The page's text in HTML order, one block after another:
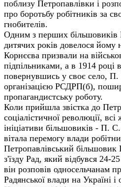
поблизу Петропавлівки і
про боротьбу робітників за
гнобителів.
Одним з перших більшовиків
дитячих років довелося йому
Корнєєва призвали на
підпільниками, а в 1914
повернувшись у своє село, П.
організацією РСДРП(б),
пропагандистську роботу.
Коли прийшла звістка до
соціалістичної революції,
ініціативи більшовиків - П.
вітала перемогу влади
Петропавлівський
з'їзду Рад, який відбувся 24-
він розповів односельчанам
Радянської влади на Україні